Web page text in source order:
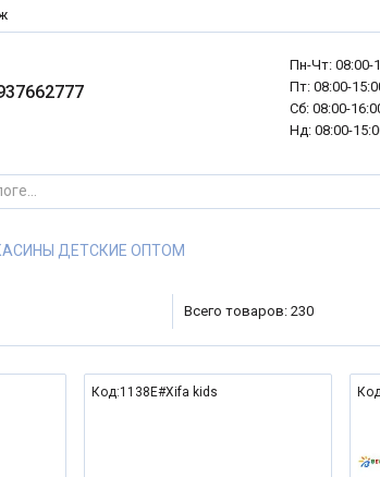
Пн-Чт: 08:00-
Пт: 08:00-
Сб: 08:00-
Нд: 08:00-
ДЕТСКИЕ ОПТОМ
Всего товаров: 230
Код:1138E#Xifa kids